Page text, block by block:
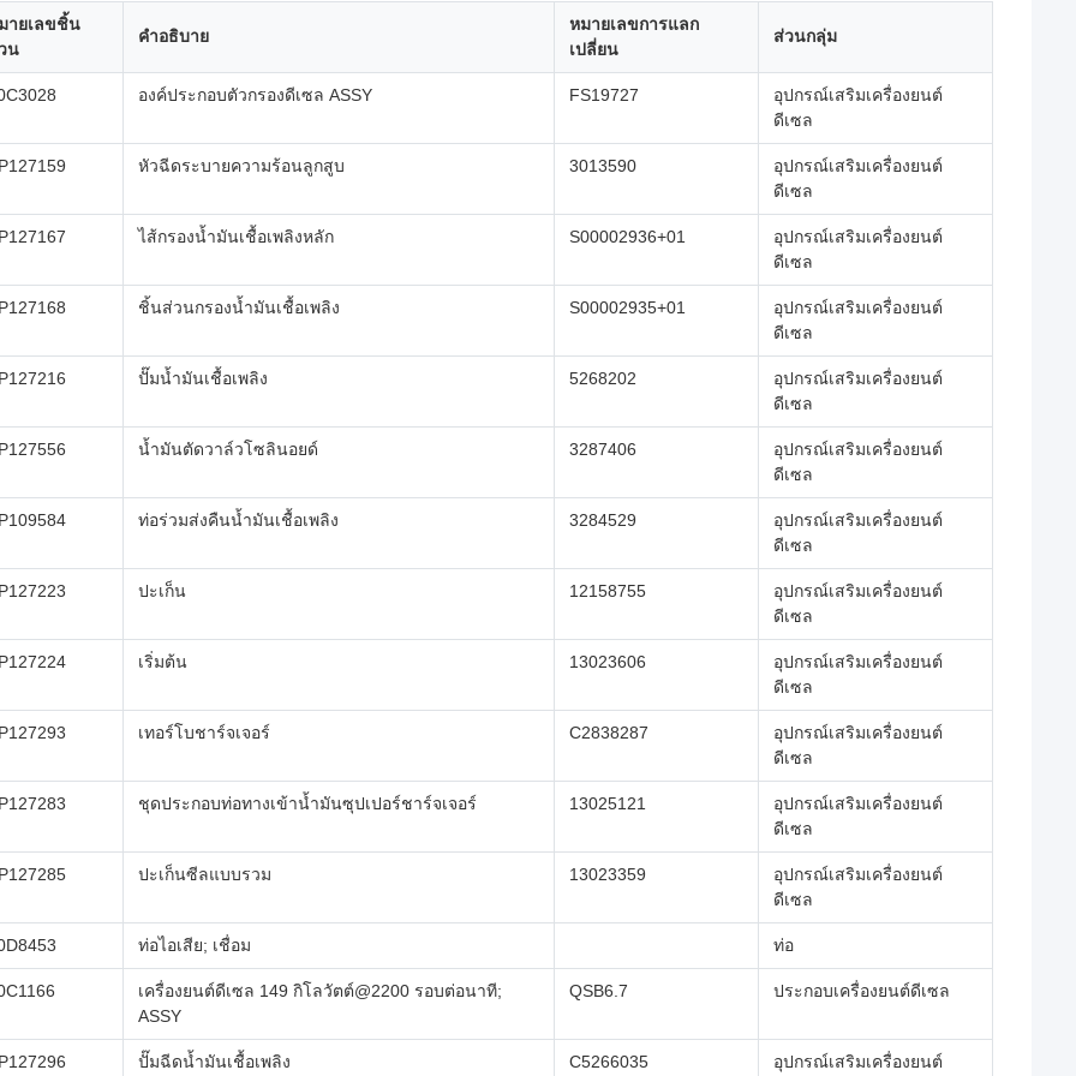
ายเลขชิ้น
น
คำอธิบาย
หมายเลขการแลก
เปลี่ยน
ส่วนกลุ่ม
องค์ประกอบตัวกรองดีเซล ASSY FS19727
อุปกรณ์เสริมเครื่องยนต์
ดีเซล
หัวฉีดระบายความร้อนลูกสูบ 3013590
อุปกรณ์เสริมเครื่องยนต์
ดีเซล
ไส้กรองน้ำมันเชื้อเพลิงหลัก S00002936+01
อุปกรณ์เสริมเครื่องยนต์
ดีเซล
ชิ้นส่วนกรองน้ำมันเชื้อเพลิง S00002935+01
อุปกรณ์เสริมเครื่องยนต์
ดีเซล
ปั๊มน้ำมันเชื้อเพลิง 5268202
อุปกรณ์เสริมเครื่องยนต์
ดีเซล
น้ำมันตัดวาล์วโซลินอยด์ 3287406
อุปกรณ์เสริมเครื่องยนต์
ดีเซล
ท่อร่วมส่งคืนน้ำมันเชื้อเพลิง 3284529
อุปกรณ์เสริมเครื่องยนต์
ดีเซล
ปะเก็น 12158755
อุปกรณ์เสริมเครื่องยนต์
ดีเซล
เริ่มต้น 13023606
อุปกรณ์เสริมเครื่องยนต์
ดีเซล
เทอร์โบชาร์จเจอร์ C2838287
อุปกรณ์เสริมเครื่องยนต์
ดีเซล
ชุดประกอบท่อทางเข้าน้ำมันซุปเปอร์ชาร์จเจอร์ 13025121
อุปกรณ์เสริมเครื่องยนต์
ดีเซล
ปะเก็นซีลแบบรวม 13023359
อุปกรณ์เสริมเครื่องยนต์
ดีเซล
ท่อไอเสีย; เชื่อม ท่อ
เครื่องยนต์ดีเซล 149 กิโลวัตต์@2200 รอบต่อนาที;
ASSY
QSB6.7 ประกอบเครื่องยนต์ดีเซล
ปั๊มฉีดน้ำมันเชื้อเพลิง C5266035 อุปกรณ์เสริมเครื่องยนต์